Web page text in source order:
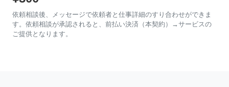
依頼相談後、メッセージで依頼者と仕事詳細のすり合わせができま
す。依頼相談が承認されると、前払い決済（本契約）→サービスの
ご提供となります。